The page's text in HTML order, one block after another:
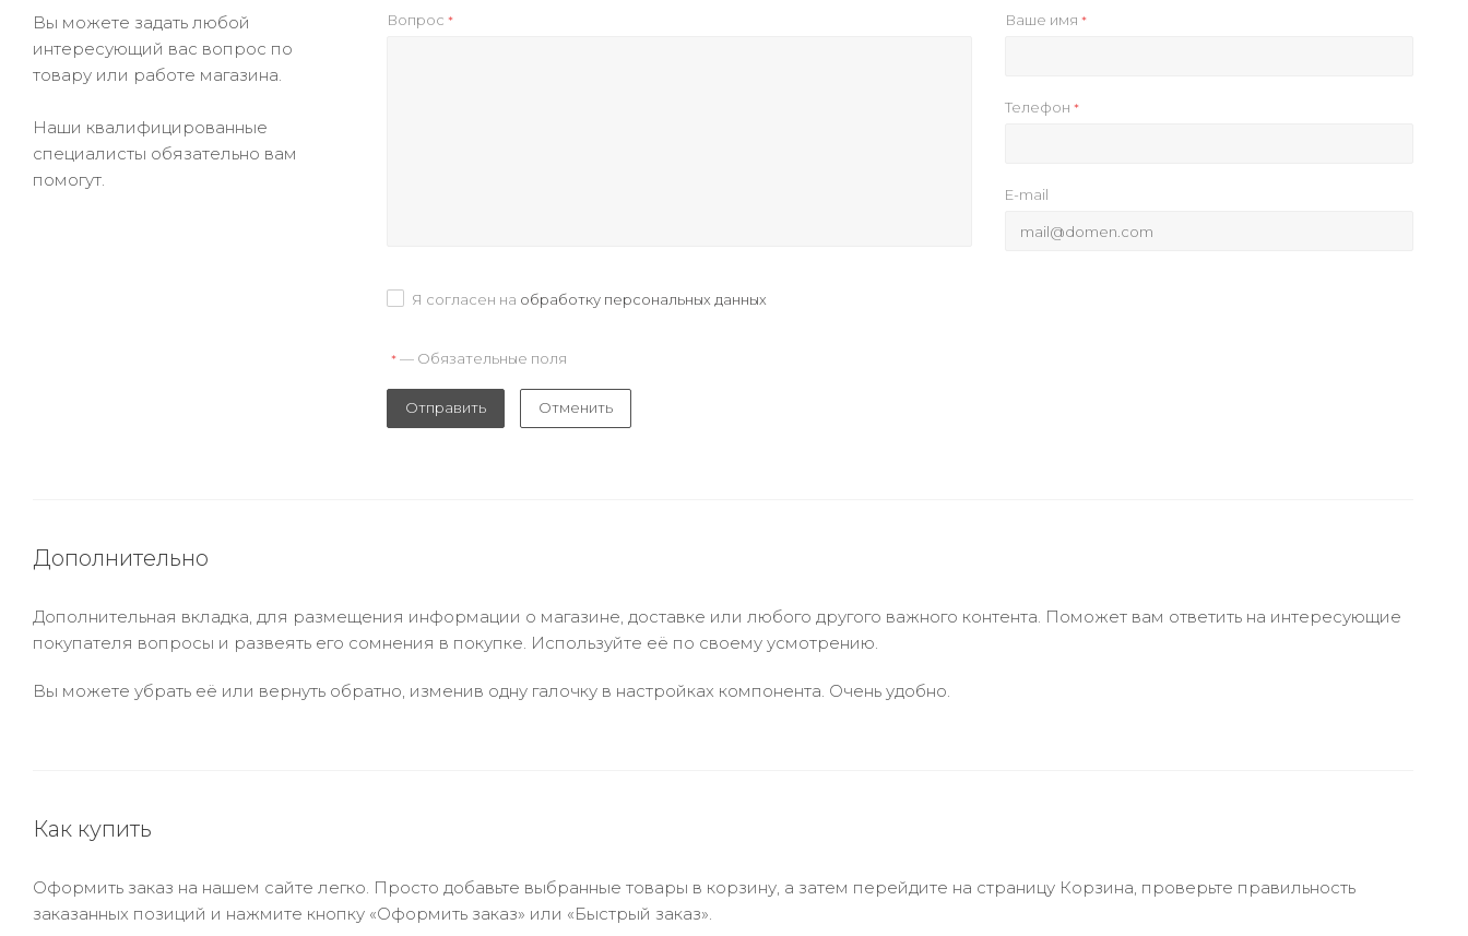
Вы можете задать любой
интересующий вас вопрос по
товару или работе магазина.
Наши квалифицированные
специалисты обязательно вам
помогут.
Вопрос * Ваше имя *
Телефон *
E-mail
Я согласен на обработку персональных данных
*— Обязательные поля
Отправить Отменить
Дополнительно
Дополнительная вкладка, для размещения информации о магазине, доставке или любого другого важного контента. Поможет вам ответить на интересующие
покупателя вопросы и развеять его сомнения в покупке. Используйте её по своему усмотрению.
Вы можете убрать её или вернуть обратно, изменив одну галочку в настройках компонента. Очень удобно.
Как купить
Оформить заказ на нашем сайте легко. Просто добавьте выбранные товары в корзину, а затем перейдите на страницу Корзина, проверьте правильность
заказанных позиций и нажмите кнопку «Оформить заказ» или «Быстрый заказ».